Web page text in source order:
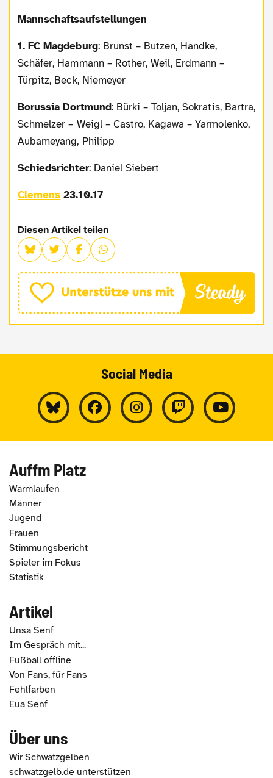
Mannschaftsaufstellungen
1. FC Magdeburg: Brunst – Butzen, Handke,
Schäfer, Hammann – Rother, Weil, Erdmann –
Türpitz, Beck, Niemeyer
Borussia Dortmund: Bürki – Toljan, Sokratis, Bartra,
Schmelzer – Weigl – Castro, Kagawa – Yarmolenko,
Aubameyang, Philipp
Schiedsrichter: Daniel Siebert
Clemens 23.10.17
Diesen Artikel teilen
Social Media
Auffm Platz
Warmlaufen
Männer
Jugend
Frauen
Stimmungsbericht
Spieler im Fokus
Statistik
Artikel
Unsa Senf
Im Gespräch mit...
Fußball offline
Von Fans, für Fans
Fehlfarben
Eua Senf
Über uns
Wir Schwatzgelben
schwatzgelb.de unterstützen